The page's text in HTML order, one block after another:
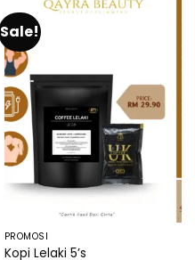
Sale!
PROMOSI
Kopi Lelaki 5’s